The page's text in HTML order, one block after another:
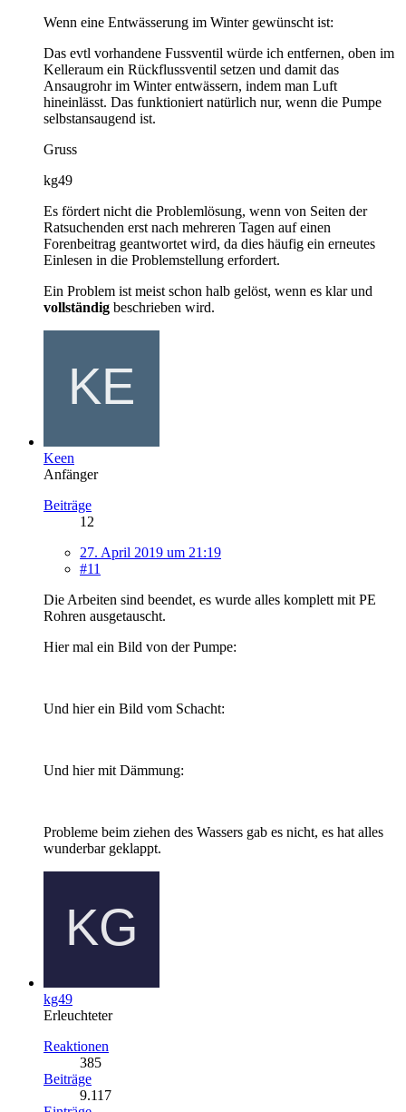
Wenn eine Entwässerung im Winter gewünscht ist:
Das evtl vorhandene Fussventil würde ich entfernen, oben im
Kelleraum ein Rückflussventil setzen und damit das
Ansaugrohr im Winter entwässern, indem man Luft
hineinlässt. Das funktioniert natürlich nur, wenn die Pumpe
selbstansaugend ist.
Gruss
kg49
Es fördert nicht die Problemlösung, wenn von Seiten der
Ratsuchenden erst nach mehreren Tagen auf einen
Forenbeitrag geantwortet wird, da dies häufig ein erneutes
Einlesen in die Problemstellung erfordert.
Ein Problem ist meist schon halb gelöst, wenn es klar und
vollständig beschrieben wird.
Keen
Anfänger
Beiträge
12
27. April 2019 um 21:19
#11
Die Arbeiten sind beendet, es wurde alles komplett mit PE
Rohren ausgetauscht.
Hier mal ein Bild von der Pumpe:
Und hier ein Bild vom Schacht:
Und hier mit Dämmung:
Probleme beim ziehen des Wassers gab es nicht, es hat alles
wunderbar geklappt.
kg49
Erleuchteter
Reaktionen
385
Beiträge
9.117